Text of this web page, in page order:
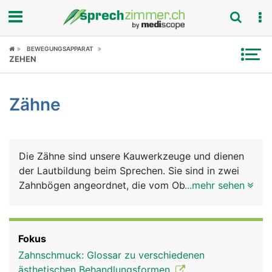
Fokus
Symptome
News
Rubriken
BEWEGUNGSAPPARAT
ZEHEN
Zähne
Die Zähne sind unsere Kauwerkzeuge und dienen
der Lautbildung beim Sprechen. Sie sind in zwei
Zahnbögen angeordnet, die vom Oberkiefer- und
mittleren Kindesalter vom bleibenden Gebiss
ersetzt wird, das aus 32 Zähnen besteht: auf jeder
...mehr sehen
Fokus
Zahnschmuck: Glossar zu verschiedenen
ästhetischen Behandlungsformen